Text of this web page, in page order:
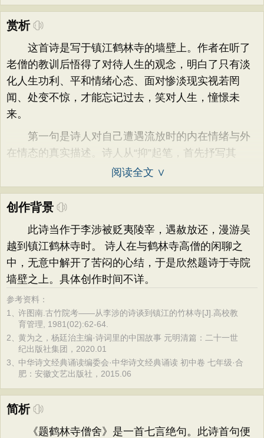
赏析
这首诗是写于镇江鹤林寺的墙壁上。作者在听了
老僧的教训后悟得了对待人生的观念，明白了只有淡
化人生功利、平和情绪心态、面对惨淡现实视若罔
闻、处变不惊，才能忘记过去，笑对人生，憧憬未
来。
第一句是诗人对自己遭遇流放时的内在情绪与外
在情态的真实描述。诗人从“抑”起笔，首先抒写其
阅读全文 ∨
创作背景
此诗当作于李涉被贬夷陵宰，遇赦放还，漫游吴
越到镇江鹤林寺时。 诗人在与鹤林寺高僧的闲聊之
中，无意中解开了苦闷的心结，于是欣然题诗于寺院
墙壁之上。具体创作时间不详。
参考资料：
1、许图南.古竹院考——从李涉的诗谈到镇江的竹林寺[J].高校教
育管理, 1981(02):62-64.
2、黄为之，杨廷治主编·诗词里的中国故事 元明清篇：二十一世
纪出版社集团，2020.01
3、中华诗文经典诵读编委会·中华诗文经典诵读 初中卷 七年级·合
肥：安徽文艺出版社，2015.06
简析
《题鹤林寺僧舍》是一首七言绝句。此诗首句便